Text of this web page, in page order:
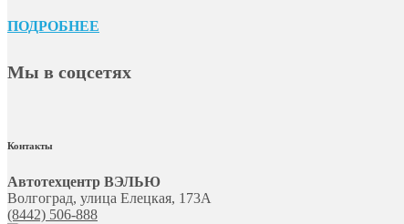
ПОДРОБНЕЕ
Мы в соцсетях
Контакты
Автотехцентр ВЭЛЬЮ
Волгоград, улица Елецкая, 173А
(8442) 506-888